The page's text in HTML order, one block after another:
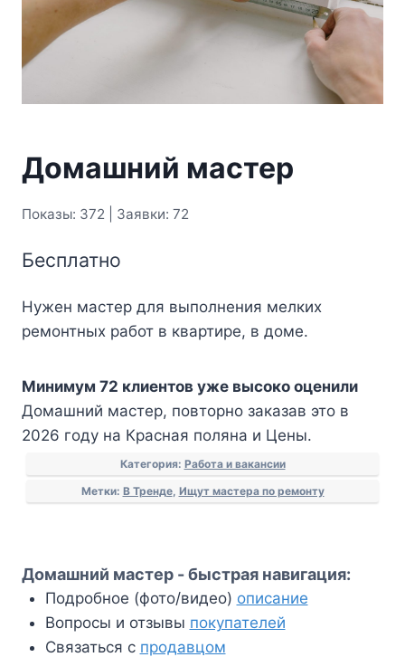
Домашний мастер
Показы: 372 | Заявки: 72
Бесплатно
Нужен мастер для выполнения мелких
ремонтных работ в квартире, в доме.
Минимум 72 клиентов уже высоко оценили
Домашний мастер, повторно заказав это в
2026 году на Красная поляна и Цены.
Категория: Работа и вакансии
Метки: В Тренде, Ищут мастера по ремонту
Домашний мастер - быстрая навигация:
Подробное (фото/видео) описание
Вопросы и отзывы покупателей
Связаться с продавцом